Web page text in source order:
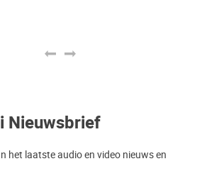
Nieuwsbrief
het laatste audio en video nieuws en